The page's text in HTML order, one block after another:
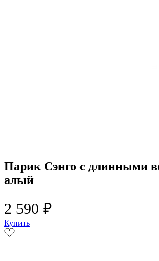
Парик Сэнго с длинными
алый
2 590 ₽
Купить